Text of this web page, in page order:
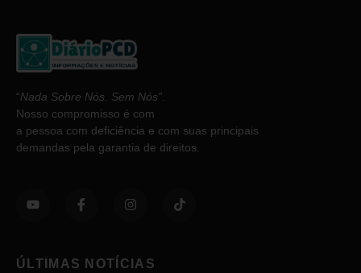
“Nada Sobre Nós. Sem Nós”
Nosso compromisso é com
a pessoa com deficiência e com suas principais
demandas pela garantia de direitos.
ÚLTIMAS NOTÍCIAS